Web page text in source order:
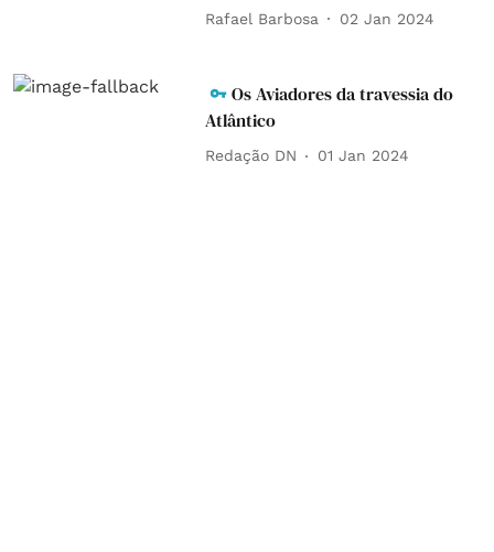
Rafael Barbosa 02 Jan 2024
Os Aviadores da travessia do
Atlântico
Redação DN 01 Jan 2024